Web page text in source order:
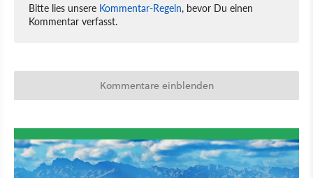
Bitte lies unsere Kommentar-Regeln, bevor Du einen
Kommentar verfasst.
Kommentare einblenden